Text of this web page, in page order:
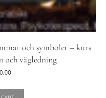
och symboler – kurs
och vägledning